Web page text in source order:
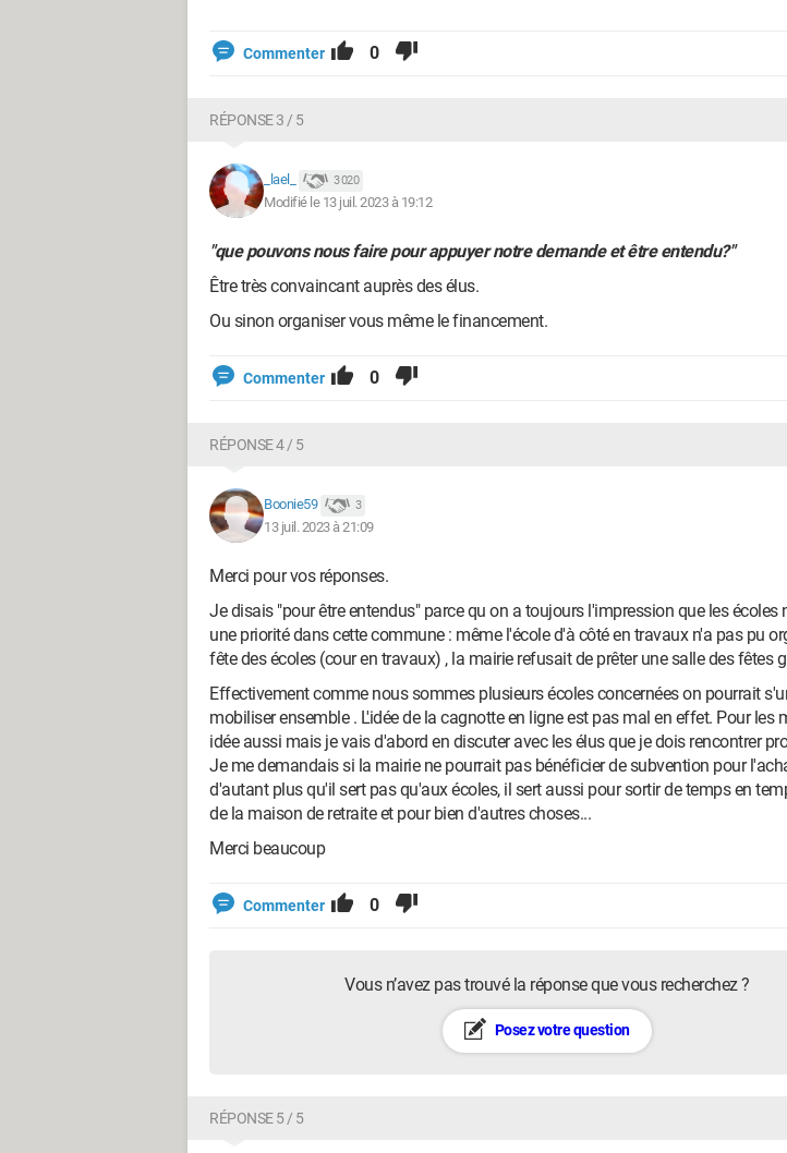
Commenter 0
RÉPONSE 3 / 5
_lael_ 3 020
Modifié le 13 juil. 2023 à 19:12
"que pouvons nous faire pour appuyer notre demande et être entendu?"
Être très convaincant auprès des élus.
Ou sinon organiser vous même le financement.
Commenter 0
RÉPONSE 4 / 5
Boonie59 3
13 juil. 2023 à 21:09
Merci pour vos réponses.
Je disais "pour être entendus" parce qu on a toujours l'impression que les écoles
une priorité dans cette commune : même l'école d'à côté en travaux n'a pas pu
fête des écoles (cour en travaux) , la mairie refusait de prêter une salle des fêtes
Effectivement comme nous sommes plusieurs écoles concernées on pourrait
mobiliser ensemble . L'idée de la cagnotte en ligne est pas mal en effet. Pour les
idée aussi mais je vais d'abord en discuter avec les élus que je dois rencontrer
Je me demandais si la mairie ne pourrait pas bénéficier de subvention pour
d'autant plus qu'il sert pas qu'aux écoles, il sert aussi pour sortir de temps en
de la maison de retraite et pour bien d'autres choses...
Merci beaucoup
Commenter 0
Vous n’avez pas trouvé la réponse que vous recherchez ?
Posez votre question
RÉPONSE 5 / 5